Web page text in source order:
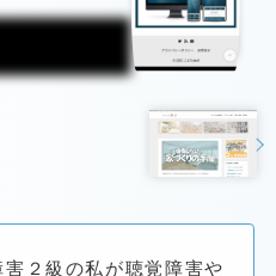
害２級の私が聴覚障害や